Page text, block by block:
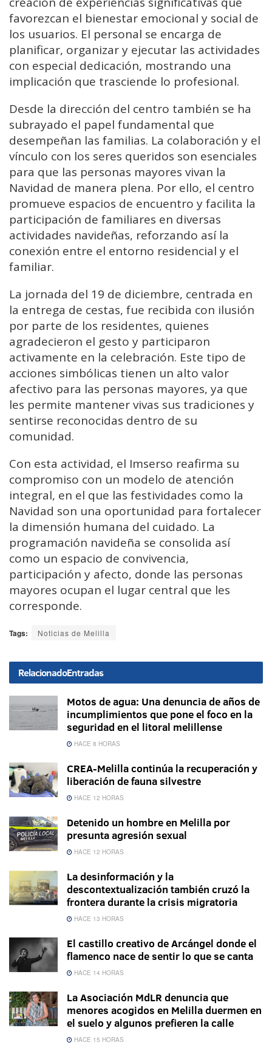
favorezcan el bienestar emocional y social de
los usuarios. El personal se encarga de
planificar, organizar y ejecutar las actividades
con especial dedicación, mostrando una
implicación que trasciende lo profesional.
Desde la dirección del centro también se ha
subrayado el papel fundamental que
desempeñan las familias. La colaboración y el
vínculo con los seres queridos son esenciales
para que las personas mayores vivan la
Navidad de manera plena. Por ello, el centro
promueve espacios de encuentro y facilita la
participación de familiares en diversas
actividades navideñas, reforzando así la
conexión entre el entorno residencial y el
familiar.
La jornada del 19 de diciembre, centrada en
la entrega de cestas, fue recibida con ilusión
por parte de los residentes, quienes
agradecieron el gesto y participaron
activamente en la celebración. Este tipo de
acciones simbólicas tienen un alto valor
afectivo para las personas mayores, ya que
les permite mantener vivas sus tradiciones y
sentirse reconocidas dentro de su
comunidad.
Con esta actividad, el Imserso reafirma su
compromiso con un modelo de atención
integral, en el que las festividades como la
Navidad son una oportunidad para fortalecer
la dimensión humana del cuidado. La
programación navideña se consolida así
como un espacio de convivencia,
participación y afecto, donde las personas
mayores ocupan el lugar central que les
corresponde.
Tags: Noticias de Melilla
RelacionadoEntradas
Motos de agua: Una denuncia de años de
incumplimientos que pone el foco en la
seguridad en el litoral melillense
HACE 8 HORAS
CREA-Melilla continúa la recuperación y
liberación de fauna silvestre
HACE 12 HORAS
Detenido un hombre en Melilla por
presunta agresión sexual
HACE 12 HORAS
La desinformación y la
descontextualización también cruzó la
frontera durante la crisis migratoria
HACE 13 HORAS
El castillo creativo de Arcángel donde el
flamenco nace de sentir lo que se canta
HACE 14 HORAS
La Asociación MdLR denuncia que
menores acogidos en Melilla duermen en
el suelo y algunos prefieren la calle
HACE 15 HORAS